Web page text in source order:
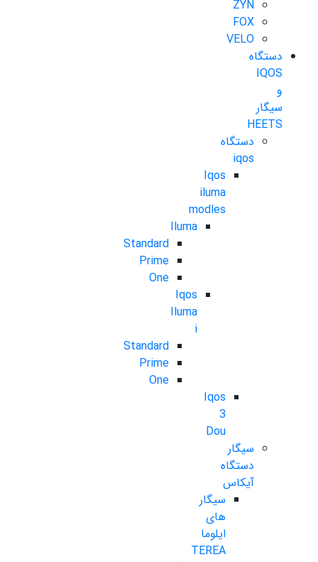
ZYN
FOX
VELO
دستگاه
IQOS
و
سیگار
HEETS
دستگاه
iqos
Iqos
iluma
modles
Iluma
Standard
Prime
One
Iqos
Iluma
i
Standard
Prime
One
Iqos
3
Dou
سیگار
دستگاه
آیکاس
سیگار
های
ایلوما
TEREA